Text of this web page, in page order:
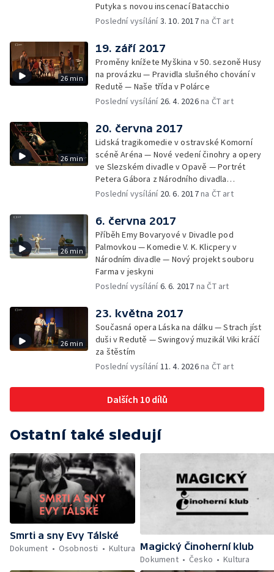
Putyka s novou inscenací Batacchio
Poslední vysílání3. 10. 2017na ČT art
26 min
19. září 2017
Proměny knížete Myškina v 50. sezoně Husy
na provázku — Pravidla slušného chování v
Redutě — Naše třída v Polárce
Poslední vysílání 26. 4. 2026na ČT art
26 min
20. června 2017
Lidská tragikomedie v ostravské Komorní
scéně Aréna — Nové vedení činohry a opery
ve Slezském divadle v Opavě — Portrét
Petera Gábora z Národního divadla
moravskoslezského
Poslední vysílání 20. 6. 2017na ČT art
26 min
6. června 2017
Příběh Emy Bovaryové v Divadle pod
Palmovkou — Komedie V. K. Klicpery v
Národním divadle — Nový projekt souboru
Farma v jeskyni
Poslední vysílání6. 6. 2017 na ČT art
26 min
23. května 2017
Současná opera Láska na dálku — Strach jíst
duši v Redutě — Swingový muzikál Viki kráčí
za štěstím
Poslední vysílání11. 4. 2026na ČT art
Dalších 10 dílů
Ostatní také sledují
Smrti a sny Evy Tálské
Dokument
Osobnosti Kultura Magický Činoherní klub
Dokument
Česko Kultura